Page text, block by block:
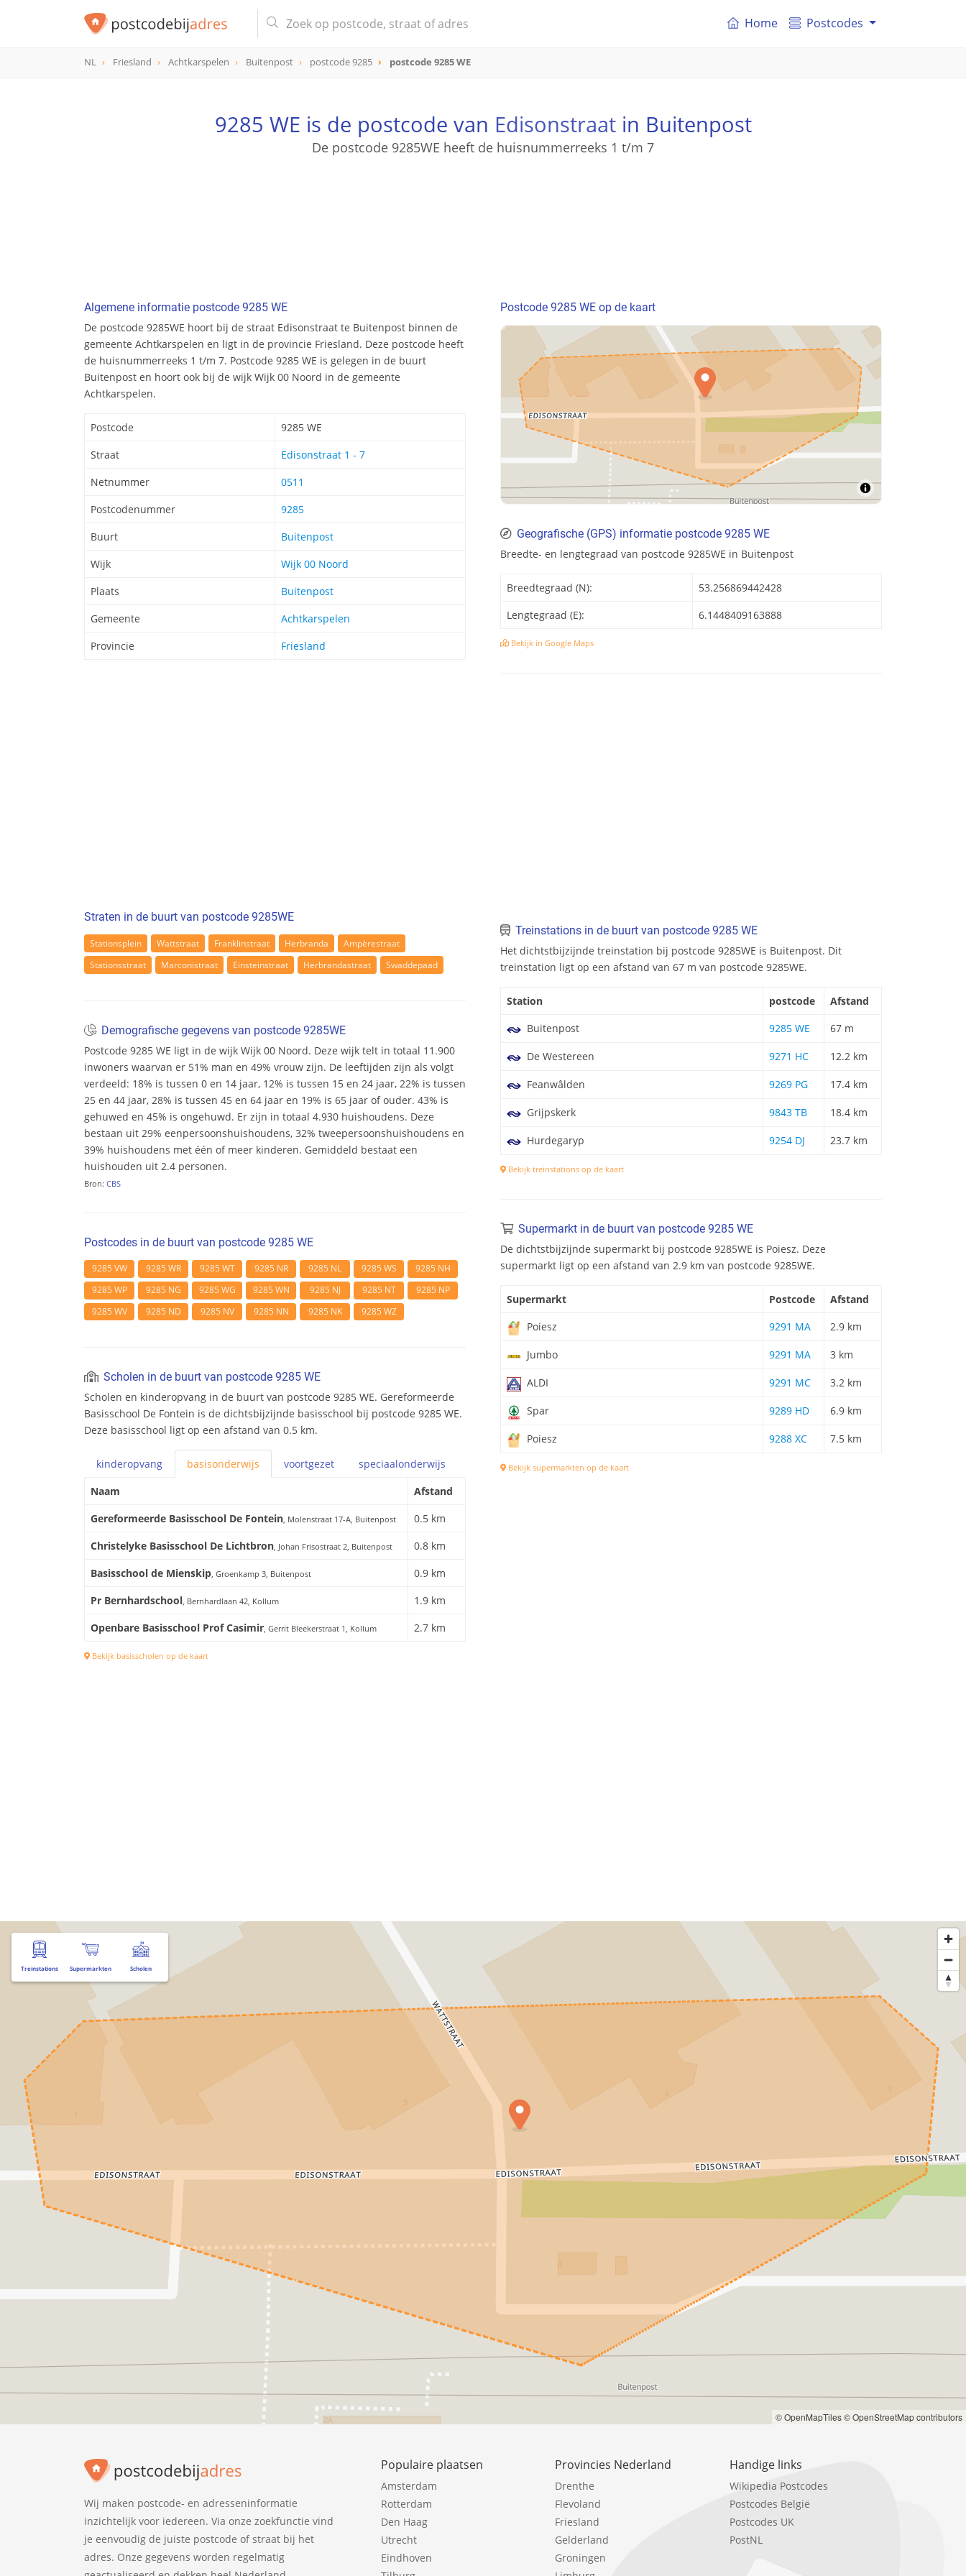
9285 WE
Home Postcodes
NL Friesland Achtkarspelen Buitenpost postcode 9285 postcode 9285 WE
9285 WE is de postcode van Edisonstraatin Buitenpost
De postcode 9285WE heeft de huisnummerreeks 1 t/m 7
Algemene informatie postcode 9285 WE
De postcode 9285WE hoort bij de straat Edisonstraat te Buitenpost binnen de
gemeente Achtkarspelen en ligt in de provincie Friesland. Deze postcode heeft
de huisnummerreeks 1 t/m 7. Postcode 9285 WE is gelegen in de buurt
Buitenpost en hoort ook bij de wijk Wijk 00 Noord in de gemeente
Achtkarspelen.
Postcode
9285 WE
Straat
Edisonstraat 1 - 7
Netnummer
0511
Postcodenummer
9285
Buurt
Buitenpost
Wijk
Wijk 00 Noord
Plaats
Buitenpost
Gemeente
Achtkarspelen
Provincie
Friesland
Straten in de buurt van postcode 9285WE
Stationsplein Wattstraat Franklinstraat Herbranda
Ampèrestraat
Stationsstraat
Marconistraat Einsteinstraat Herbrandastraat Swaddepaad
Demografische gegevens van postcode 9285WE
Postcode 9285 WE ligt in de wijk Wijk 00 Noord. Deze wijk telt in totaal 11.900
inwoners waarvan er 51% man en 49% vrouw zijn. De leeftijden zijn als volgt
verdeeld: 18% is tussen 0 en 14 jaar, 12% is tussen 15 en 24 jaar, 22% is tussen
25 en 44 jaar, 28% is tussen 45 en 64 jaar en 19% is 65 jaar of ouder. 43% is
gehuwed en 45% is ongehuwd. Er zijn in totaal 4.930 huishoudens. Deze
bestaan uit 29% eenpersoonshuishoudens, 32% tweepersoonshuishoudens en
39% huishoudens met één of meer kinderen. Gemiddeld bestaat een
huishouden uit 2.4 personen.
Bron: CBS
Postcodes in de buurt van postcode 9285 WE
9285 VW 9285 WR 9285 WT 9285 NR 9285 NL 9285 WS
9285 NH
9285 WP
9285 NG 9285 WG 9285 WN 9285 NJ 9285 NT
9285 NP
9285 WV
9285 ND 9285 NV 9285 NN 9285 NK 9285 WZ
Scholen in de buurt van postcode 9285 WE
Scholen en kinderopvang in de buurt van postcode 9285 WE. Gereformeerde
Basisschool De Fontein is de dichtsbijzijnde basisschool bij postcode 9285 WE.
Deze basisschool ligt op een afstand van 0.5 km.
kinderopvang basisonderwijs voortgezet speciaalonderwijs
Naam
Afstand
Gereformeerde Basisschool De Fontein, Molenstraat 17-A, Buitenpost
0.5 km
Christelyke Basisschool De Lichtbron, Johan Frisostraat 2, Buitenpost
0.8 km
Basisschool de Mienskip, Groenkamp 3, Buitenpost
0.9 km
Pr Bernhardschool, Bernhardlaan 42, Kollum
1.9 km
Openbare Basisschool Prof Casimir, Gerrit Bleekerstraat 1, Kollum 2.7 km
Bekijk basisscholen op de kaart
Postcode 9285 WE op de kaart
Geografische (GPS) informatie postcode 9285 WE
Breedte- en lengtegraad van postcode 9285WE in Buitenpost
Breedtegraad (N):
53.256869442428
Lengtegraad (E):
6.1448409163888
Bekijk in Google Maps
Treinstations in de buurt van postcode 9285 WE
Het dichtstbijzijnde treinstation bij postcode 9285WE is Buitenpost. Dit
treinstation ligt op een afstand van 67 m van postcode 9285WE.
Station postcode
Afstand
Buitenpost
9285 WE 67 m
De Westereen 9271 HC 12.2 km
Feanwâlden 9269 PG 17.4 km
Grijpskerk 9843 TB 18.4 km
Hurdegaryp 9254 DJ 23.7 km
Bekijk treinstations op de kaart
Supermarkt in de buurt van postcode 9285 WE
De dichtstbijzijnde supermarkt bij postcode 9285WE is Poiesz. Deze
supermarkt ligt op een afstand van 2.9 km van postcode 9285WE.
Supermarkt Postcode
Afstand
Poiesz
9291 MA 2.9 km
Jumbo 9291 MA 3 km
ALDI 9291 MC 3.2 km
Spar 9289 HD 6.9 km
Poiesz 9288 XC 7.5 km
Bekijk supermarkten op de kaart
Treinstations Supermarkten Scholen
© OpenMapTiles© OpenStreetMap contributors
Wij maken postcode- en adresseninformatie
inzichtelijk voor iedereen. Via onze zoekfunctie vind
je eenvoudig de juiste postcode of straat bij het
adres. Onze gegevens worden regelmatig
Populaire plaatsen
Amsterdam
Rotterdam
Den Haag
Utrecht
Eindhoven
Provincies Nederland
Drenthe
Flevoland
Friesland
Gelderland
Groningen
Handige links
Wikipedia Postcodes
Postcodes België
Postcodes UK
PostNL